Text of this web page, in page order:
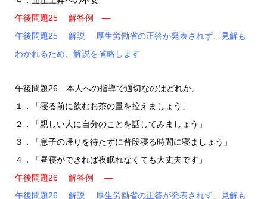
午後問題25 解答例 ―
午後問題25 解説 厚生労働省の正答が発表されず、見解も
わかれるため、解説を省略します
午後問題26 本人への指導で適切なのはどれか。
１．「寝る前に飲むお茶の量を控えましょう」
２．「親しい人に自分のことを話してみましょう」
３．「息子の帰りを待たずに普段寝る時間に寝ましょう」
４．「昼寝ができれば夜眠れなくても大丈夫です」
午後問題26 解答例 ―
午後問題26 解説 厚生労働省の正答が発表されず、見解も